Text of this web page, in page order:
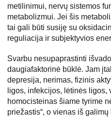
metilinimui, nervų sistemos
metabolizmui. Jei šis
tai gali būti susiję su
reguliacija ir subjektyvios
Svarbu nesupaprastinti
daugiafaktorinė būklė. Jam
depresija, nerimas, fizinis
ligos, infekcijos, lėtinės ligos,
homocisteinas šiame tyrime
priežastis“, o vienas iš